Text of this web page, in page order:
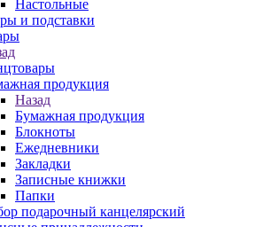
Настольные
и подставки
продукция
Назад
Бумажная продукция
Блокноты
Ежедневники
Закладки
Записные книжки
Папки
подарочный канцелярский